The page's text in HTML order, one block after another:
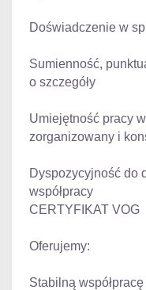
Doświadczenie w
Sumienność,
o szczegóły
Umiejętność pracy
zorganizowany i
Dyspozycyjność do
współpracy
CERTYFIKAT VOG
Oferujemy:
Stabilną